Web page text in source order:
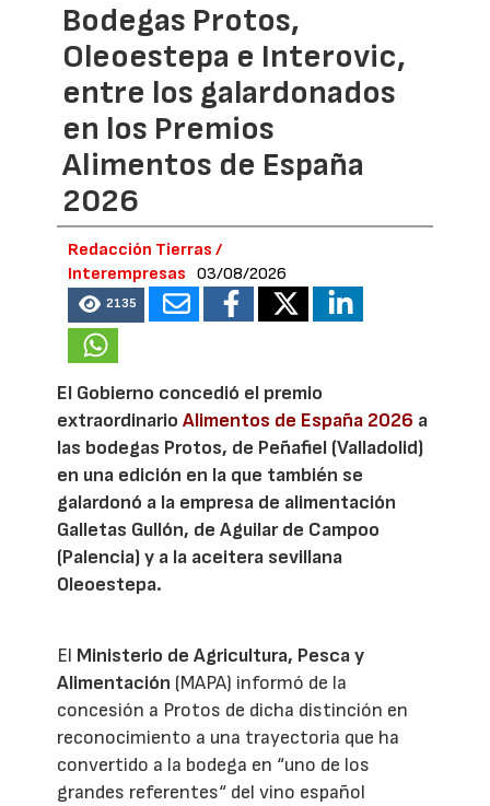
Bodegas Protos,
Oleoestepa e Interovic,
entre los galardonados
en los Premios
Alimentos de España
2026
Redacción Tierras /
Interempresas
03/08/2026
2135
El Gobierno concedió el premio
extraordinarioAlimentos de España 2026 a
las bodegas Protos, de Peñafiel (Valladolid)
en una edición en la que también se
galardonó a la empresa de alimentación
Galletas Gullón, de Aguilar de Campoo
(Palencia) y a la aceitera sevillana
Oleoestepa.
El Ministerio de Agricultura, Pesca y
Alimentación (MAPA) informó de la
concesión a Protos de dicha distinción en
reconocimiento a una trayectoria que ha
convertido a la bodega en “uno de los
grandes referentes“ del vino español